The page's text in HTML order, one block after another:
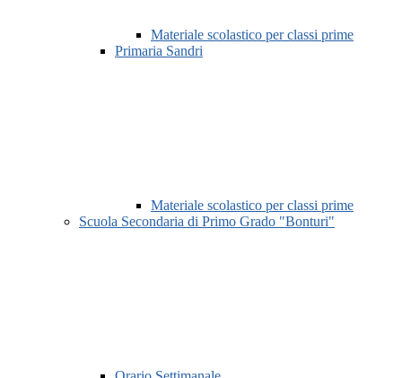
Materiale scolastico per classi prime
Primaria Sandri
Materiale scolastico per classi prime
Scuola Secondaria di Primo Grado "Bonturi"